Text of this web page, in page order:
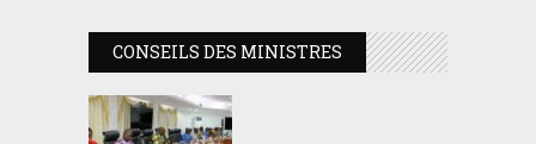
CONSEILS DES MINISTRES